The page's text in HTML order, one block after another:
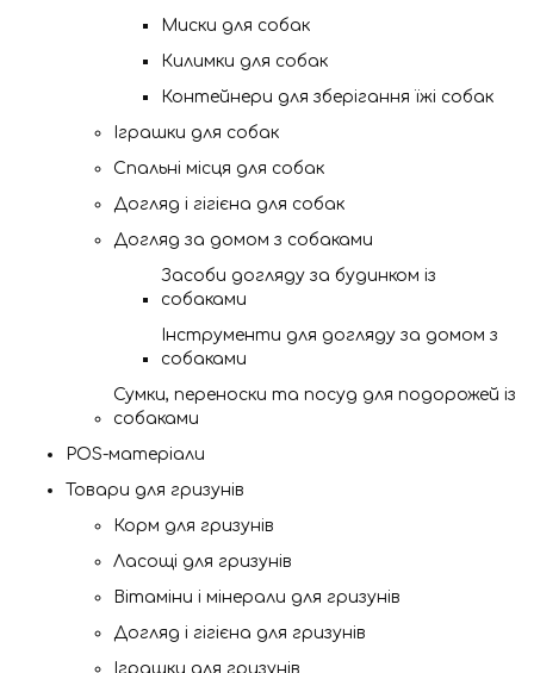
Миски для собак
Килимки для собак
Контейнери для зберігання їжі собак
Іграшки для собак
Спальні місця для собак
Догляд і гігієна для собак
Догляд за домом з собаками
Засоби догляду за будинком із
собаками
Інструменти для догляду за домом з
собаками
Сумки, переноски та посуд для подорожей із
собаками
POS-матеріали
Товари для гризунів
Корм для гризунів
Ласощі для гризунів
Вітаміни і мінерали для гризунів
Догляд і гігієна для гризунів
Іграшки для гризунів